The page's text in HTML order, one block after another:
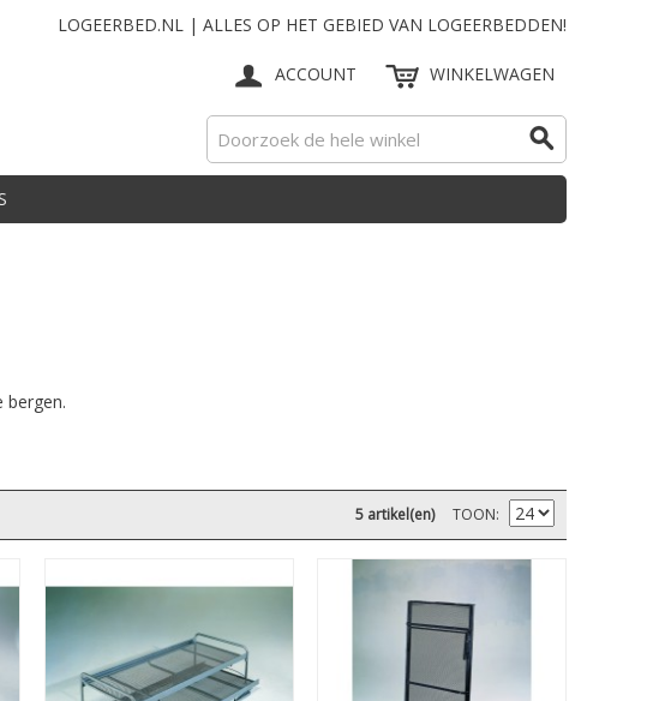
LOGEERBED.NL | ALLES OP HET GEBIED VAN LOGEERBEDDEN!
ACCOUNT WINKELWAGEN
bergen.
5 artikel(en) TOON